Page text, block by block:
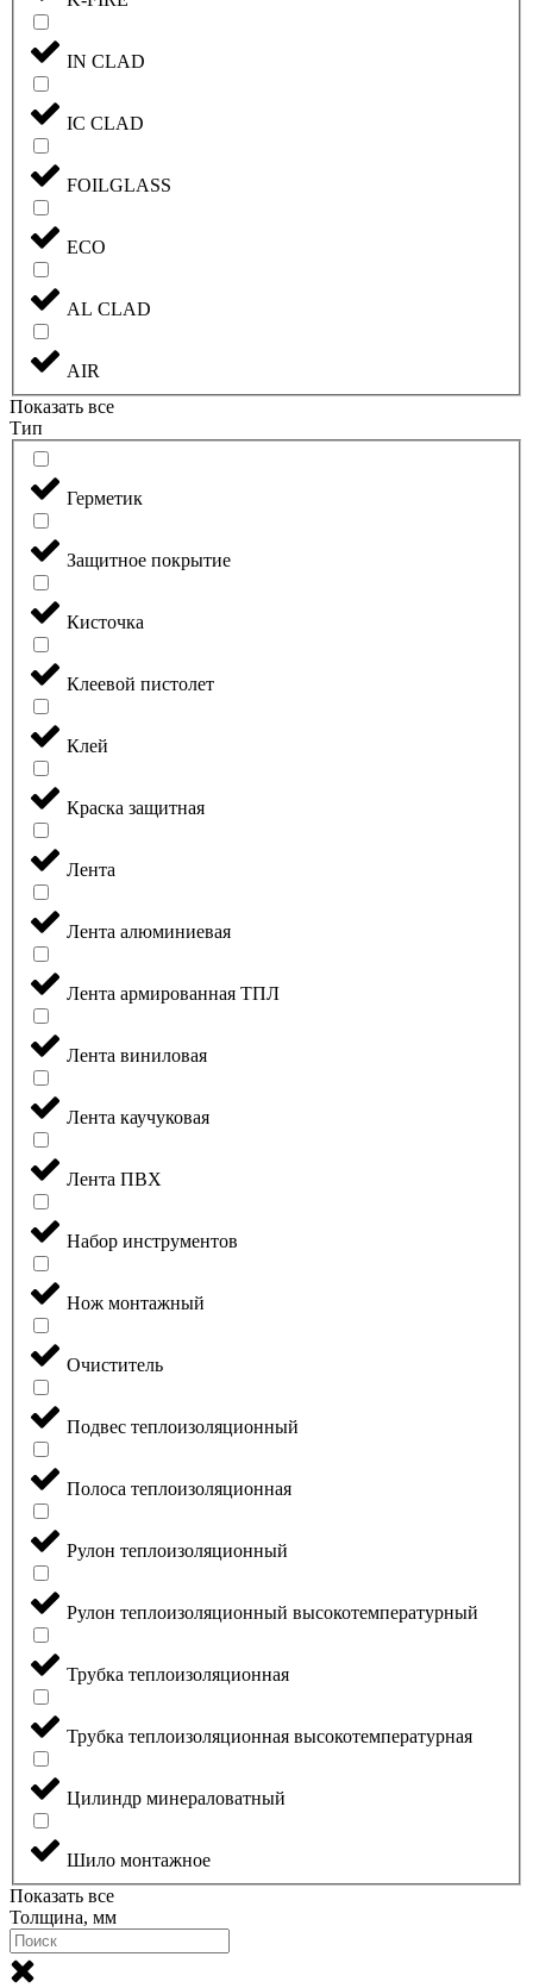
IN CLAD
IC CLAD
FOILGLASS
ECO
AL CLAD
AIR
Показать все
Тип
Герметик
Защитное покрытие
Кисточка
Клеевой пистолет
Клей
Краска защитная
Лента
Лента алюминиевая
Лента армированная ТПЛ
Лента виниловая
Лента каучуковая
Лента ПВХ
Набор инструментов
Нож монтажный
Очиститель
Подвес теплоизоляционный
Полоса теплоизоляционная
Рулон теплоизоляционный
Рулон теплоизоляционный высокотемпературный
Трубка теплоизоляционная
Трубка теплоизоляционная высокотемпературная
Цилиндр минераловатный
Шило монтажное
Показать все
Толщина, мм